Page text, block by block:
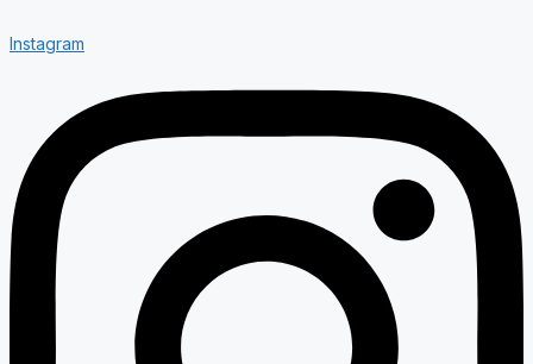
Instagram